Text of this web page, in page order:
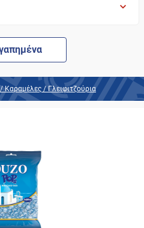
/ Καραμέλες / Γλειφιτζούρια